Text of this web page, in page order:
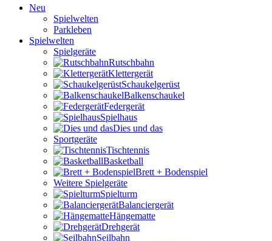
Neu
Spielwelten
Parkleben
Spielwelten
Spielgeräte
Rutschbahn
Klettergerät
Schaukelgerüst
Balkenschaukel
Federgerät
Spielhaus
Dies und das
Sportgeräte
Tischtennis
Basketball
Brett + Bodenspiel
Weitere Spielgeräte
Spielturm
Balanciergerät
Hängematte
Drehgerät
Seilbahn